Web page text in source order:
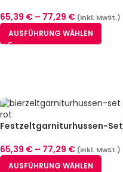
Größen)
65,39 € – 77,29 € (inkl. MwSt.)
AUSFÜHRUNG WÄHLEN
Festzeltgarniturhussen-Set
65,39 € – 77,29 € (inkl. MwSt.)
AUSFÜHRUNG WÄHLEN